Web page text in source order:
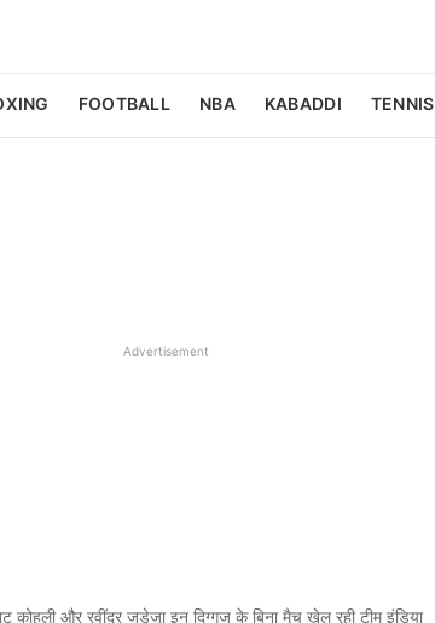
FOOTBALL NBA KABADDI TENNIS
Advertisement
कोहली और रवींद्र जडेजा इन दिग्गज के बिना मैच खेल रही टीम इंडिया